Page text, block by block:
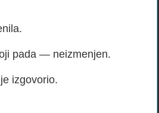
pada — neizmenjen.
izgovorio.